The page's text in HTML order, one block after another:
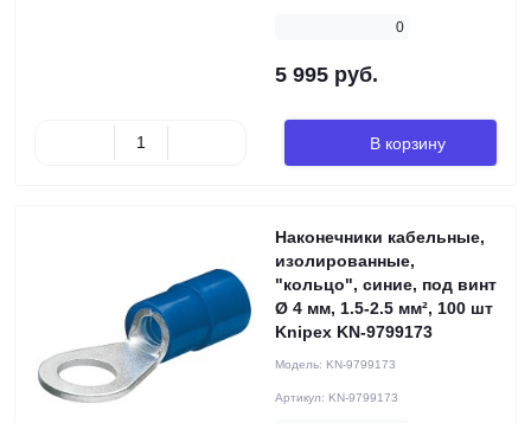
0
5 995 руб.
В корзину
Наконечники кабельные,
изолированные,
"кольцо", синие, под винт
Ø 4 мм, 1.5-2.5 мм², 100 шт
Knipex KN-9799173
Модель: KN-9799173
Артикул: KN-9799173